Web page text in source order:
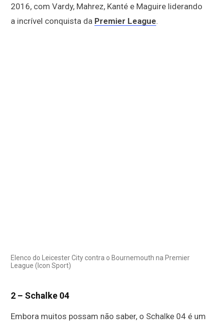
2016, com Vardy, Mahrez, Kanté e Maguire liderando
a incrível conquista da Premier League.
Elenco do Leicester City contra o Bournemouth na Premier
League (Icon Sport)
2 – Schalke 04
Embora muitos possam não saber, o Schalke 04 é um